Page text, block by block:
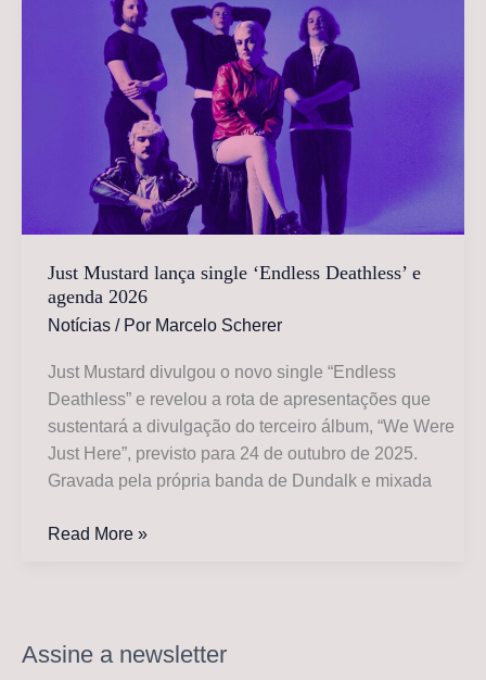
“eternamente,”
Just Mustard lança single ‘Endless Deathless’ e
agenda 2026
Notícias / Por Marcelo Scherer
Just Mustard divulgou o novo single “Endless
Deathless” e revelou a rota de apresentações que
sustentará a divulgação do terceiro álbum, “We Were
Just Here”, previsto para 24 de outubro de 2025.
Gravada pela própria banda de Dundalk e mixada
Just
‘Endless
Deathless’
Read More »
Assine a newsletter